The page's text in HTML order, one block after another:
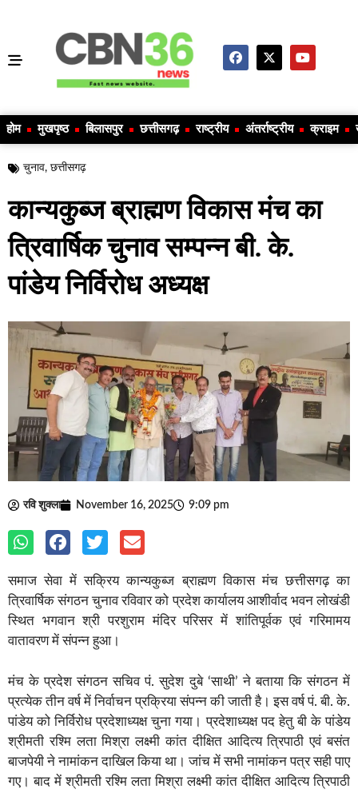
होम मुखपृष्ठ बिलासपुर छत्तीसगढ़ राष्ट्रीय अंतर्राष्ट्रीय क्राइम
चुनाव, छत्तीसगढ़
कान्यकुब्ज ब्राह्मण विकास मंच का
त्रिवार्षिक चुनाव सम्पन्न बी. के.
पांडेय निर्विरोध अध्यक्ष
रवि शुक्ला November 16, 2025 9:09 pm
समाज सेवा में सक्रिय कान्यकुब्ज ब्राह्मण विकास मंच छत्तीसगढ़ का
त्रिवार्षिक संगठन चुनाव रविवार को प्रदेश कार्यालय आशीर्वाद भवन लोखंडी
स्थित भगवान श्री परशुराम मंदिर परिसर में शांतिपूर्वक एवं गरिमामय
वातावरण में संपन्न हुआ।
मंच के प्रदेश संगठन सचिव पं. सुदेश दुबे ‘साथी’ ने बताया कि संगठन में
प्रत्येक तीन वर्ष में निर्वाचन प्रक्रिया संपन्न की जाती है। इस वर्ष पं. बी. के.
पांडेय को निर्विरोध प्रदेशाध्यक्ष चुना गया। प्रदेशाध्यक्ष पद हेतु बी के पांडेय
श्रीमती रश्मि लता मिश्रा लक्ष्मी कांत दीक्षित आदित्य त्रिपाठी एवं बसंत
बाजपेयी ने नामांकन दाखिल किया था। जांच में सभी नामांकन पत्र सही पाए
गए। बाद में श्रीमती रश्मि लता मिश्रा लक्ष्मी कांत दीक्षित आदित्य त्रिपाठी